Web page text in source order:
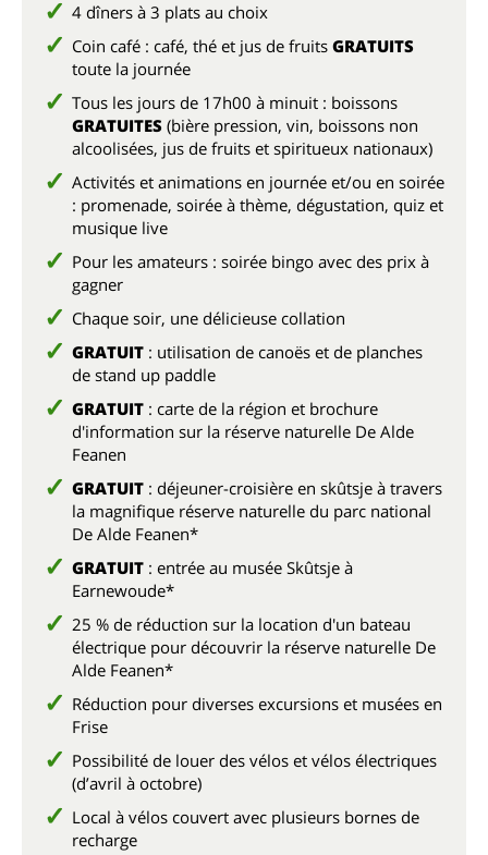
4 dîners à 3 plats au choix
Coin café : café, thé et jus de fruits GRATUITS
toute la journée
Tous les jours de 17h00 à minuit : boissons
GRATUITES (bière pression, vin, boissons non
alcoolisées, jus de fruits et spiritueux nationaux)
Activités et animations en journée et/ou en soirée
: promenade, soirée à thème, dégustation, quiz et
musique live
Pour les amateurs : soirée bingo avec des prix à
gagner
Chaque soir, une délicieuse collation
GRATUIT : utilisation de canoës et de planches
de stand up paddle
GRATUIT : carte de la région et brochure
d'information sur la réserve naturelle De Alde
Feanen
GRATUIT : déjeuner-croisière en skûtsje à travers
la magnifique réserve naturelle du parc national
De Alde Feanen*
GRATUIT : entrée au musée Skûtsje à
Earnewoude*
25 % de réduction sur la location d'un bateau
électrique pour découvrir la réserve naturelle De
Alde Feanen*
Réduction pour diverses excursions et musées en
Frise
Possibilité de louer des vélos et vélos électriques
(d’avril à octobre)
Local à vélos couvert avec plusieurs bornes de
recharge